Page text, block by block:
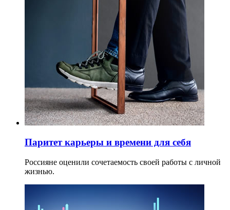
Паритет карьеры и времени для себя
Россияне оценили сочетаемость своей работы с личной
жизнью.